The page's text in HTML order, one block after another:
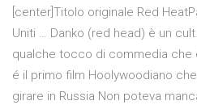
[center]Titolo originale Red
Uniti … Danko (red head) è un
qualche tocco di commedia che
é il primo film Hoolywoodiano
girare in Russia Non poteva